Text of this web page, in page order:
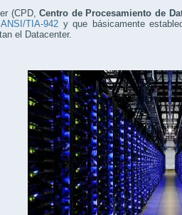
(CPD,Centro de Procesamiento de
TIA-942 y que básicamente
el Datacenter.